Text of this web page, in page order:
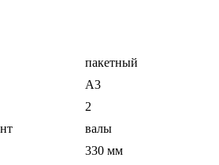
пакетный
A3
2
валы
330 мм